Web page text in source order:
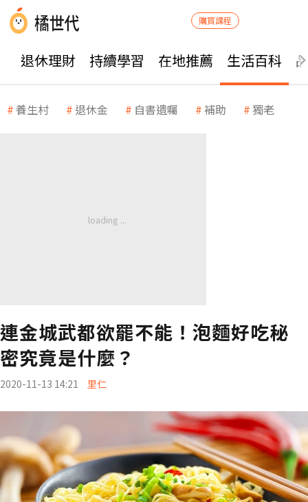
購買課程
退休理財 持續學習 在地推薦 生活百科
養生村 退休金 自書遺囑 補助 獨老
連金城武都欲罷不能！泡麵好吃秘
密究竟是什麼？
2020-11-13 14:21 里仁